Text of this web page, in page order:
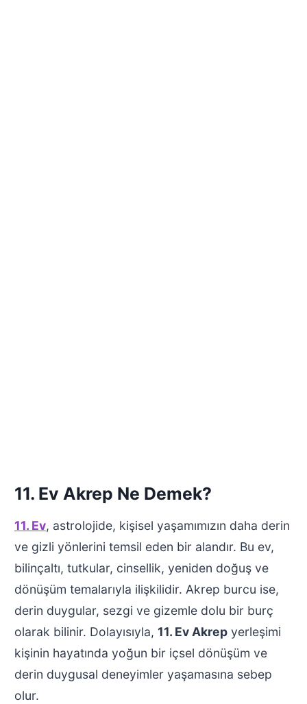
11. Ev Akrep Ne Demek?
11. Ev, astrolojide, kişisel yaşamımızın daha derin
ve gizli yönlerini temsil eden bir alandır. Bu ev,
bilinçaltı, tutkular, cinsellik, yeniden doğuş ve
dönüşüm temalarıyla ilişkilidir. Akrep burcu ise,
derin duygular, sezgi ve gizemle dolu bir burç
olarak bilinir. Dolayısıyla, 11. Ev Akrepyerleşimi
kişinin hayatında yoğun bir içsel dönüşüm ve
derin duygusal deneyimler yaşamasına sebep
olur.